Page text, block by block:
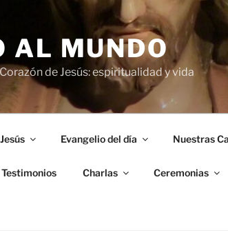
AL MUNDO
de Jesús: espiritualidad y vida
Evangelio del día Nuestras
Testimonios Charlas Ceremonias